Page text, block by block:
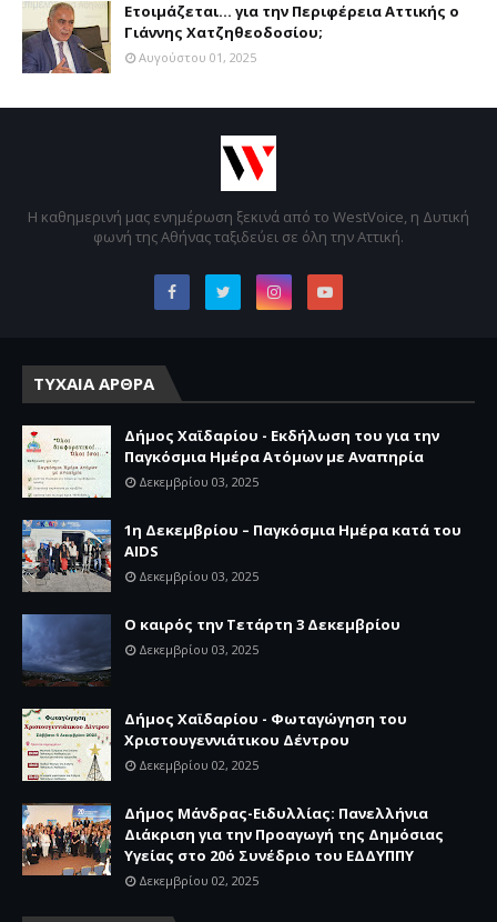
Ετοιμάζεται... για την Περιφέρεια Αττικής ο
Γιάννης Χατζηθεοδοσίου;
Αυγούστου 01, 2025
Η καθημερινή μας ενημέρωση ξεκινά από το WestVoice, η Δυτική
φωνή της Αθήνας ταξιδεύει σε όλη την Αττική.
ΤΥΧΑΙΑ ΑΡΘΡΑ
Δήμος Χαϊδαρίου - Εκδήλωση του για την
Παγκόσμια Ημέρα Ατόμων με Αναπηρία
Δεκεμβρίου 03, 2025
1η Δεκεμβρίου – Παγκόσμια Ημέρα κατά του
AIDS
Δεκεμβρίου 03, 2025
Ο καιρός την Τετάρτη 3 Δεκεμβρίου
Δεκεμβρίου 03, 2025
Δήμος Χαϊδαρίου - Φωταγώγηση του
Χριστουγεννιάτικου Δέντρου
Δεκεμβρίου 02, 2025
Δήμος Μάνδρας-Ειδυλλίας: Πανελλήνια
Διάκριση για την Προαγωγή της Δημόσιας
Υγείας στο 20ό Συνέδριο του ΕΔΔΥΠΠΥ
Δεκεμβρίου 02, 2025